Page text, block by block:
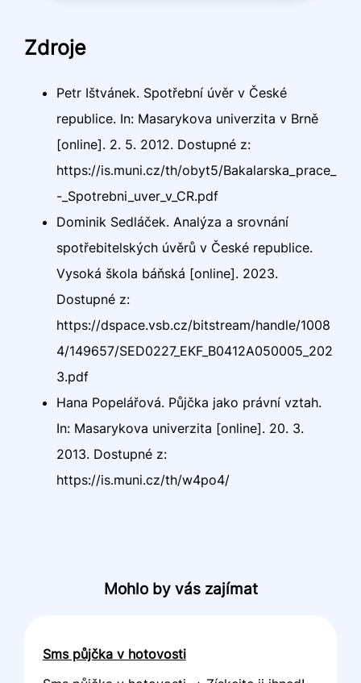
Zdroje
Petr Ištvánek. Spotřební úvěr v České
republice. In: Masarykova univerzita v Brně
[online]. 2. 5. 2012. Dostupné z:
https://is.muni.cz/th/obyt5/Bakalarska_prace_
-_Spotrebni_uver_v_CR.pdf
Dominik Sedláček. Analýza a srovnání
spotřebitelských úvěrů v České republice.
Vysoká škola báňská [online]. 2023.
Dostupné z:
https://dspace.vsb.cz/bitstream/handle/1008
4/149657/SED0227_EKF_B0412A050005_202
3.pdf
Hana Popelářová. Půjčka jako právní vztah.
In: Masarykova univerzita [online]. 20. 3.
2013. Dostupné z:
https://is.muni.cz/th/w4po4/
Mohlo by vás zajímat
Sms půjčka v hotovosti